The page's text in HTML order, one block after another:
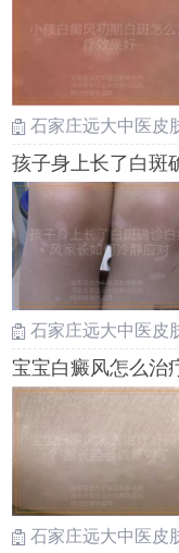
石家庄远大中医
孩子身上长了白斑
石家庄远大中医
宝宝白癜风怎么治
石家庄远大中医